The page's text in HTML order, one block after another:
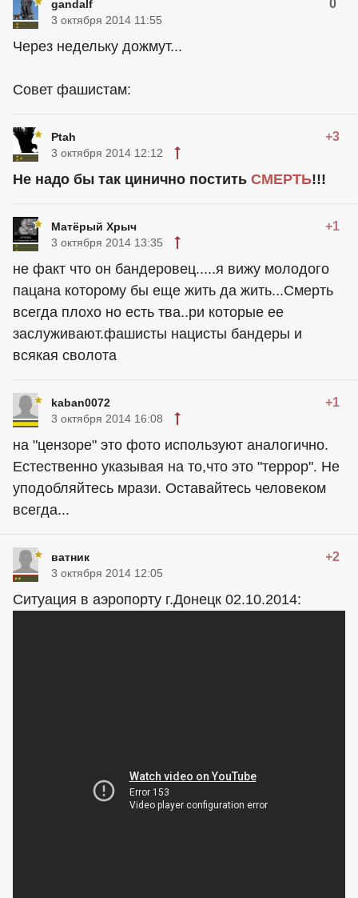
gandalf 0
3 октября 2014 11:55
Через недельку дожмут...
Совет фашистам:
Ptah +3
3 октября 2014 12:12
Не надо бы так цинично постить СМЕРТЬ!!!
Матёрый Хрыч +1
3 октября 2014 13:35
не факт что он бандеровец.....я вижу молодого
пацана которому бы еще жить да жить...Смерть
всегда плохо но есть тва..ри которые ее
заслуживают.фашисты нацисты бандеры и
всякая сволота
kaban0072 +1
3 октября 2014 16:08
на "цензоре" это фото используют аналогично.
Естественно указывая на то,что это "террор". Не
уподобляйтесь мрази. Оставайтесь человеком
всегда...
ватник +2
3 октября 2014 12:05
Ситуация в аэропорту г.Донецк 02.10.2014: